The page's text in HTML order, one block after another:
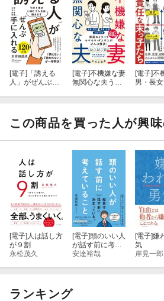
特設ページ付き！
[電子] 「誘える
人」がぜんぶ手
[電子]不機嫌な妻
無関心な夫うま
イントがわか
る！特設ページ
[電子]不
男・長
別企画目
き！】
この商品を買った人が興
[電子] 人は話し方
が９割
永松茂久
[電子]頭のいい人
が話す前に考え
ていること
安達裕哉
[電子]嫌
気
岸見一郎
ランキング